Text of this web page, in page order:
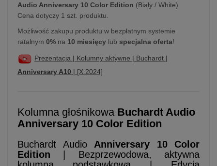
Audio Anniversary 10 Color Edition (Biały / White)
Cena dotyczy 1 szt. produktu.
Możliwość zakupu produktu w bezpłatnym systemie
ratalnym 0% na 10 miesięcy lub specjalna oferta!
Prezentacja | Kolumny aktywne | Buchardt |
Anniversary A10 | [X.2024]
Kolumna głośnikowa Buchardt Audio
Anniversary 10 Color Edition
Buchardt Audio Anniversary 10 Color
Edition | Bezprzewodowa, aktywna